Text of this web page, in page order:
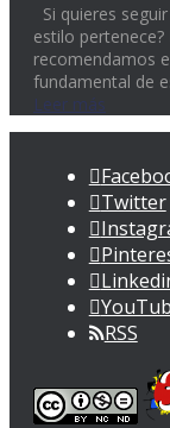
Si quieres
estilo
recomendamos
fundamental de
Leer más
Twitter
RSS